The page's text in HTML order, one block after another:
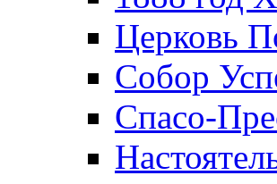
Церковь
Собор
Спасо-